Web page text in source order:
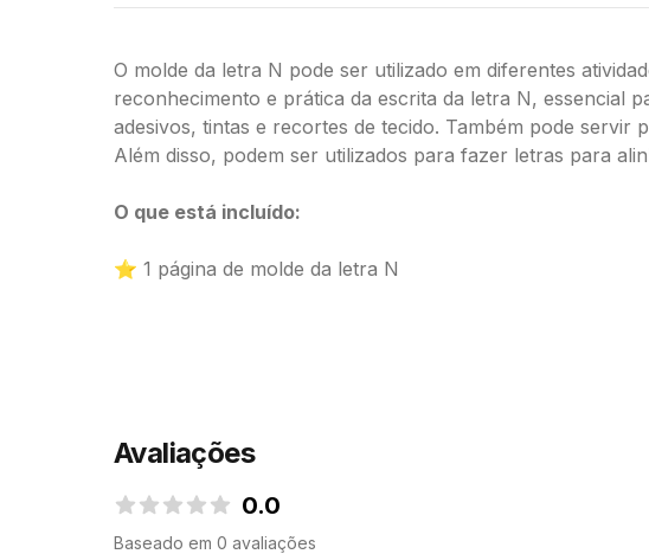
O molde da letra N pode ser utilizado em diferentes
reconhecimento e prática da escrita da letra N, essencial
adesivos, tintas e recortes de tecido. Também pode
Além disso, podem ser utilizados para fazer letras para
O que está incluído:
⭐ 1 página de molde da letra N
Avaliações
0.0
Baseado em 0 avaliações